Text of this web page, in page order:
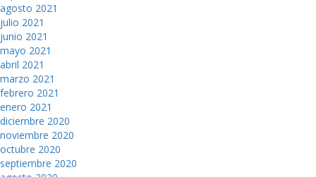
agosto 2021
julio 2021
junio 2021
mayo 2021
abril 2021
marzo 2021
febrero 2021
enero 2021
diciembre 2020
noviembre 2020
octubre 2020
septiembre 2020